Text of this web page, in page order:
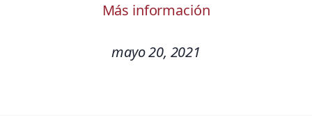
Más información
mayo 20, 2021